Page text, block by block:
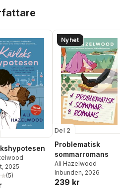
, 2025
5 stjärnor. Totalt antal röster:
(5)
Nyhet
Del 2
Problematisk
sommarromans
Ali Hazelwood
Inbunden, 2026
239 kr